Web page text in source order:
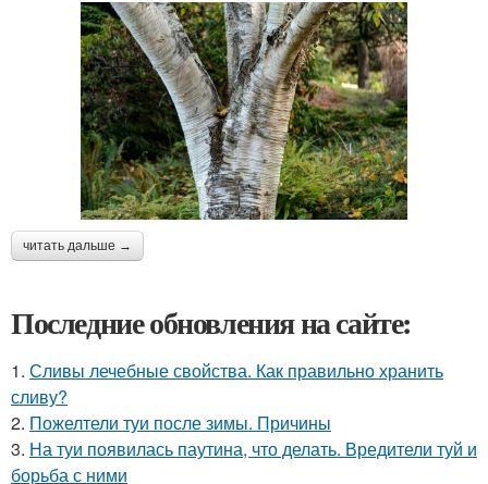
читать дальше →
Последние обновления на сайте:
1. Сливы лечебные свойства. Как правильно хранить
сливу?
2. Пожелтели туи после зимы. Причины
3. На туи появилась паутина, что делать. Вредители туй и
борьба с ними